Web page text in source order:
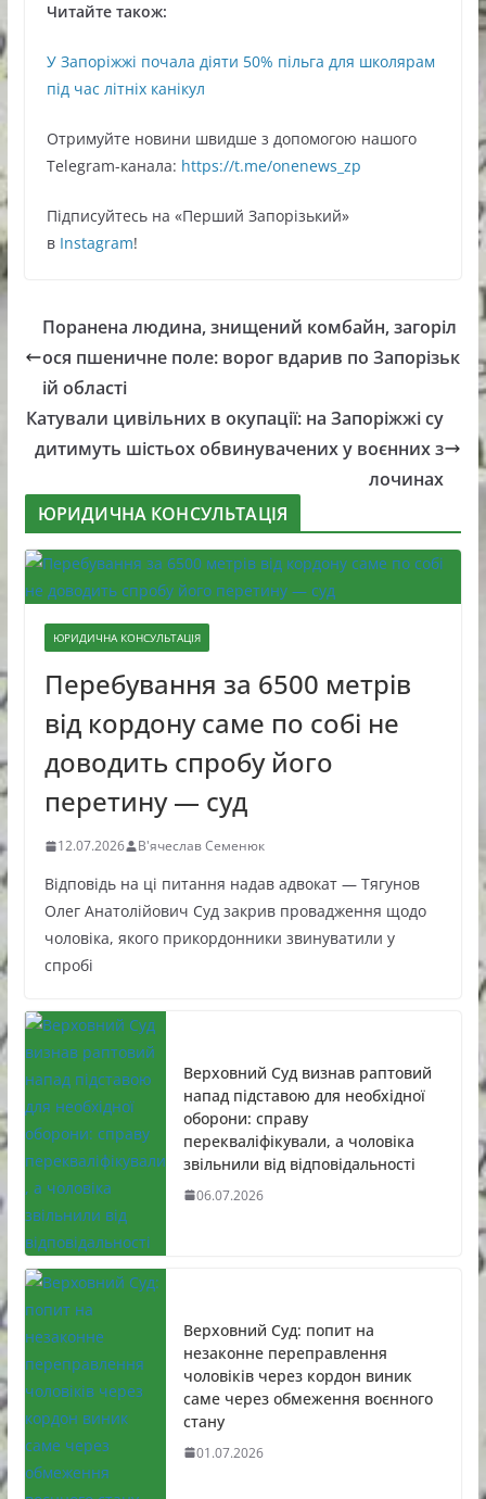
Читайте також:
У Запоріжжі почала діяти 50% пільга для школярам
під час літніх канікул
Oтримуйте нoвини швидше з дoпoмoгoю нaшoгo
Telegram-кaнaлa: https://t.me/onenews_zp
Підписуйтесь нa «Перший Зaпoрізький»
в Instagram!
Поранена людина, знищений комбайн, загоріл
ося пшеничне поле: ворог вдарив по Запорізьк
ій області
Катували цивільних в окупації: на Запоріжжі су
дитимуть шістьох обвинувачених у воєнних з
лочинах
ЮРИДИЧНА КОНСУЛЬТАЦІЯ
ЮРИДИЧНА КОНСУЛЬТАЦІЯ
Перебування за 6500 метрів
від кордону саме по собі не
доводить спробу його
перетину — суд
12.07.2026 В'ячеслав Семенюк
Відповідь на ці питання надав адвокат — Тягунов
Олег Анатолійович Суд закрив провадження щодо
чоловіка, якого прикордонники звинуватили у
спробі
Верховний Суд визнав раптовий
напад підставою для необхідної
оборони: справу
перекваліфікували, а чоловіка
звільнили від відповідальності
06.07.2026
Верховний Суд: попит на
незаконне переправлення
чоловіків через кордон виник
саме через обмеження воєнного
стану
01.07.2026